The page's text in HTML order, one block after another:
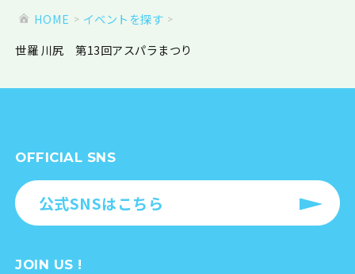
HOME
イベントを探す
世羅 川尻 第13回アスパラまつり
OFFICIAL SNS
公式SNSはこちら
JOIN US !